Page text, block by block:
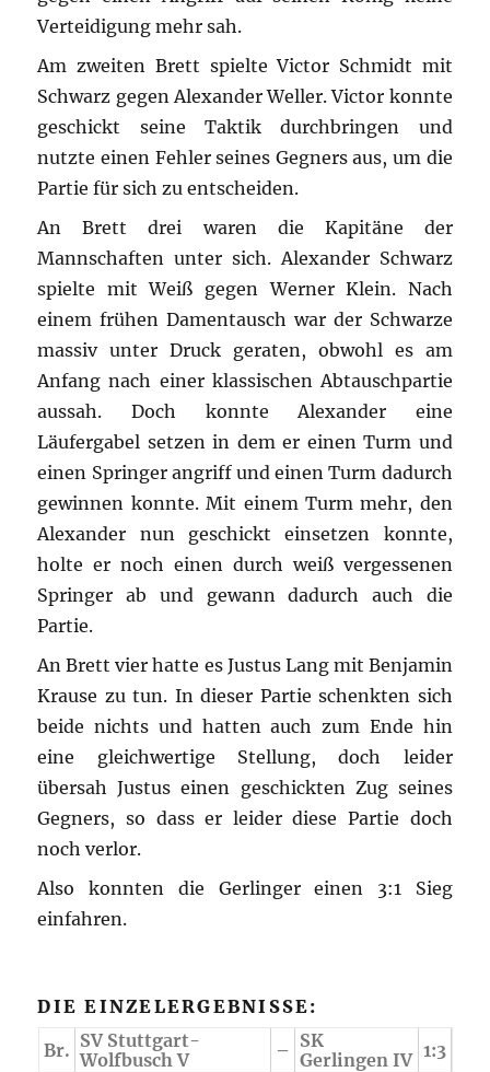
Verteidigung mehr sah.
Am zweiten Brett spielte Victor Schmidt mit
Schwarz gegen Alexander Weller. Victor konnte
geschickt seine Taktik durchbringen und
nutzte einen Fehler seines Gegners aus, um die
Partie für sich zu entscheiden.
An Brett drei waren die Kapitäne der
Mannschaften unter sich. Alexander Schwarz
spielte mit Weiß gegen Werner Klein. Nach
einem frühen Damentausch war der Schwarze
massiv unter Druck geraten, obwohl es am
Anfang nach einer klassischen Abtauschpartie
aussah. Doch konnte Alexander eine
Läufergabel setzen in dem er einen Turm und
einen Springer angriff und einen Turm dadurch
gewinnen konnte. Mit einem Turm mehr, den
Alexander nun geschickt einsetzen konnte,
holte er noch einen durch weiß vergessenen
Springer ab und gewann dadurch auch die
Partie.
An Brett vier hatte es Justus Lang mit Benjamin
Krause zu tun. In dieser Partie schenkten sich
beide nichts und hatten auch zum Ende hin
eine gleichwertige Stellung, doch leider
übersah Justus einen geschickten Zug seines
Gegners, so dass er leider diese Partie doch
noch verlor.
Also konnten die Gerlinger einen 3:1 Sieg
einfahren.
DIE EINZELERGEBNISSE:
Br. SV Stuttgart-
Wolfbusch V
– SK
Gerlingen IV 1:3